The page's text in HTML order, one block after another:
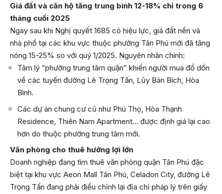
Giá đất và căn hộ tăng trung bình 12-18% chỉ trong 6
tháng cuối 2025
Ngay sau khi Nghị quyết 1685 có hiệu lực, giá đất nền và
nhà phố tại các khu vực thuộc phường Tân Phú mới đã tăng
nóng 15-25% so với quý 1/2025. Nguyên nhân chính:
Tâm lý “phường trung tâm quận” khiến người mua đổ dồn
về các tuyến đường Lê Trọng Tấn, Lũy Bán Bích, Hòa
Bình.
Các dự án chung cư cũ như Phú Thọ, Hòa Thạnh
Residence, Thiên Nam Apartment… được định giá lại cao
hơn do thuộc phường trung tâm mới.
Văn phòng cho thuê hưởng lợi lớn
Doanh nghiệp đang tìm thuê văn phòng quận Tân Phú đặc
biệt tại khu vực Aeon Mall Tân Phú, Celadon City, đường Lê
Trọng Tấn đang phải điều chỉnh lại địa chỉ pháp lý trên giấy